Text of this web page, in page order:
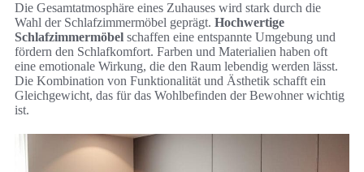
Die Gesamtatmosphäre eines Zuhauses wird stark durch die
Wahl der Schlafzimmermöbel geprägt. Hochwertige
Schlafzimmermöbel schaffen eine entspannte Umgebung und
fördern den Schlafkomfort. Farben und Materialien haben oft
eine emotionale Wirkung, die den Raum lebendig werden lässt.
Die Kombination von Funktionalität und Ästhetik schafft ein
Gleichgewicht, das für das Wohlbefinden der Bewohner wichtig
ist.